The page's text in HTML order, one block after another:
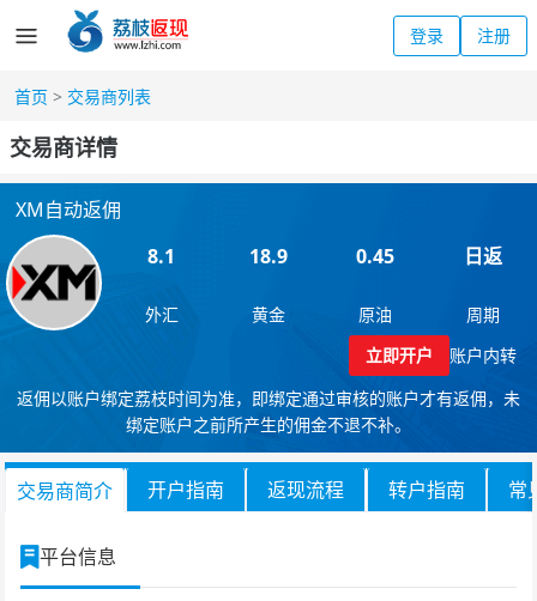
登录 注册
首页 > 交易商列表
交易商详情
XM自动返佣
8.1
外汇
18.9
黄金
0.45
原油
日返
周期
立即开户
账户内转
返佣以账户绑定荔枝时间为准，即绑定通过审核的账户才有返佣，未
绑定账户之前所产生的佣金不退不补。
交易商简介 开户指南 返现流程 转户指南 常
平台信息